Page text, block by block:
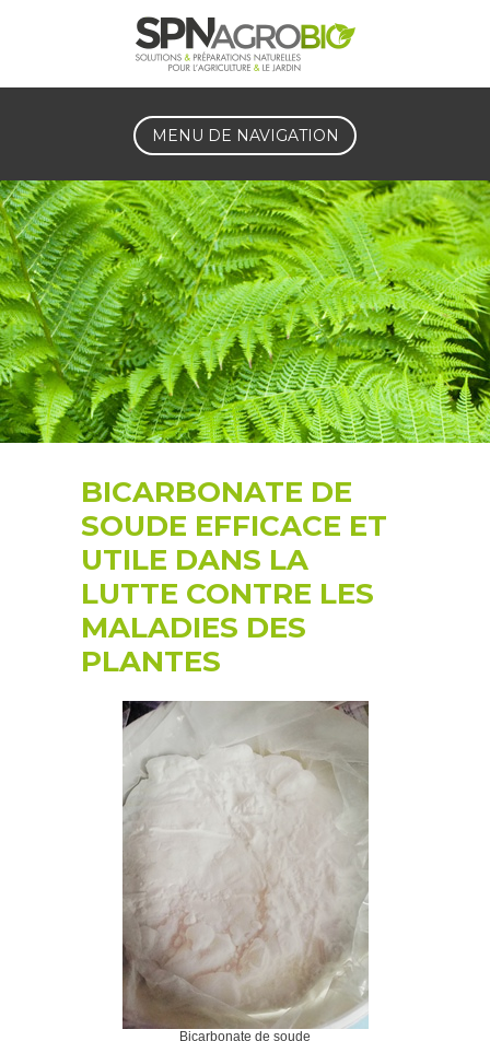
MENU DE NAVIGATION
BICARBONATE DE
SOUDE EFFICACE ET
UTILE DANS LA
LUTTE CONTRE LES
MALADIES DES
PLANTES
Bicarbonate de soude